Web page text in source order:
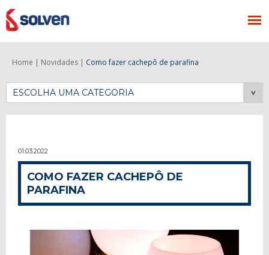
Home | Novidades | Como fazer cachepô de parafina
ESCOLHA UMA CATEGORIA
01.03.2022
COMO FAZER CACHEPÔ DE
PARAFINA